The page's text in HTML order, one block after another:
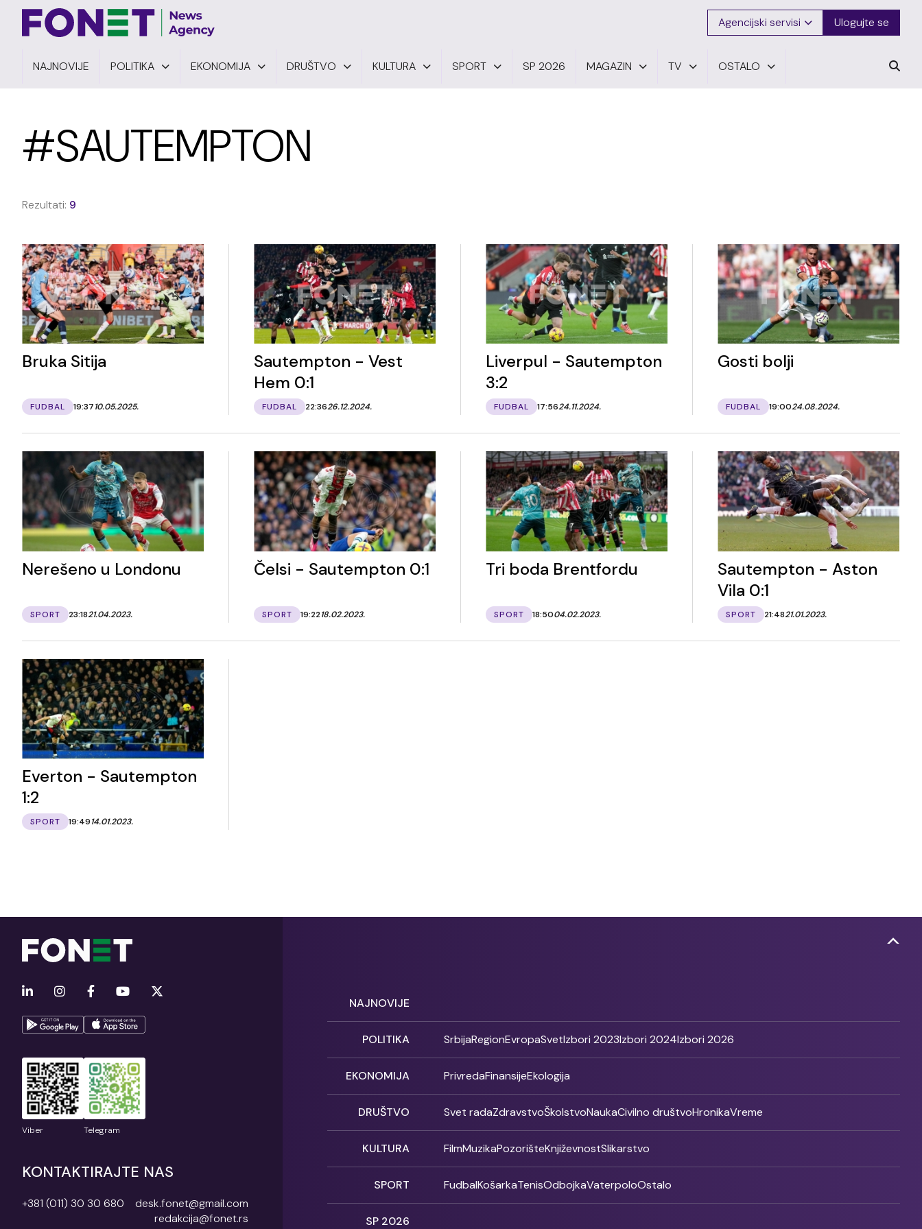
Agencijski servisi Ulogujte se
NAJNOVIJE POLITIKA EKONOMIJA DRUŠTVO KULTURA SPORT SP 2026 MAGAZIN TV OSTALO
#SAUTEMPTON
Rezultati: 9
Bruka Sitija
FUDBAL 19:3710.05.2025.
Sautempton - Vest
Hem 0:1
FUDBAL 22:3626.12.2024.
Liverpul - Sautempton
3:2
FUDBAL 17:5624.11.2024.
Gosti bolji
FUDBAL 19:0024.08.2024.
Nerešeno u Londonu
SPORT 23:1821.04.2023.
Čelsi - Sautempton 0:1
SPORT 19:2218.02.2023.
Tri boda Brentfordu
SPORT 18:5004.02.2023.
Sautempton - Aston
Vila 0:1
SPORT 21:4821.01.2023.
Everton - Sautempton
1:2
SPORT 19:4914.01.2023.
Viber Telegram
KONTAKTIRAJTE NAS
+381 (011) 30 30 680
desk.fonet@gmail.com
redakcija@fonet.rs
NAJNOVIJE
POLITIKA SrbijaRegionEvropaSvetIzbori 2023Izbori 2024Izbori 2026
EKONOMIJA PrivredaFinansijeEkologija
DRUŠTVO Svet radaZdravstvoŠkolstvoNaukaCivilno društvoHronikaVreme
KULTURA FilmMuzikaPozorišteKnjiževnostSlikarstvo
SPORT FudbalKošarkaTenisOdbojkaVaterpoloOstalo
SP 2026